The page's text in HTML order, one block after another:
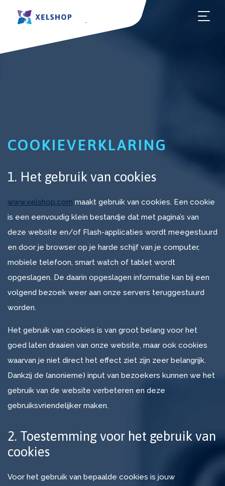
COOKIEVERKLARING
1. Het gebruik van cookies
www.xelshop.com maakt gebruik van cookies. Een cookie
is een eenvoudig klein bestandje dat met pagina’s van
deze website en/of Flash-applicaties wordt meegestuurd
en door je browser op je harde schijf van je computer,
mobiele telefoon, smart watch of tablet wordt
opgeslagen. De daarin opgeslagen informatie kan bij een
volgend bezoek weer aan onze servers teruggestuurd
worden.
Het gebruik van cookies is van groot belang voor het
goed laten draaien van onze website, maar ook cookies
waarvan je niet direct het effect ziet zijn zeer belangrijk.
Dankzij de (anonieme) input van bezoekers kunnen we het
gebruik van de website verbeteren en deze
gebruiksvriendelijker maken.
2. Toestemming voor het gebruik van
cookies
Voor het gebruik van bepaalde cookies is jouw